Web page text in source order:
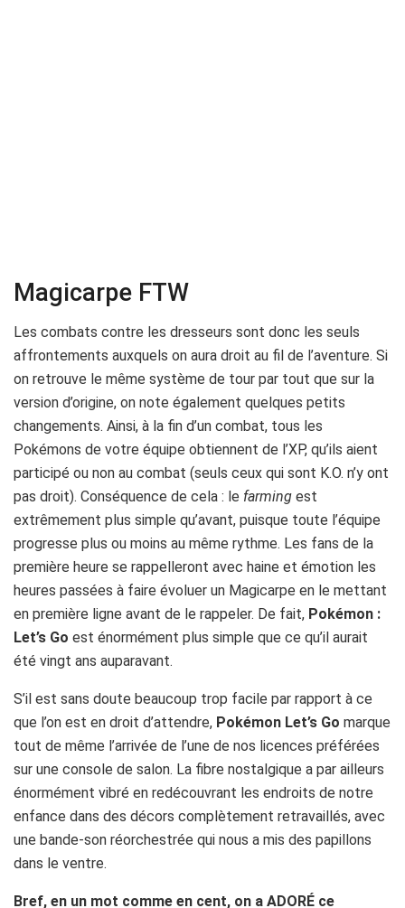
Magicarpe FTW
Les combats contre les dresseurs sont donc les seuls
affrontements auxquels on aura droit au fil de l’aventure. Si
on retrouve le même système de tour par tout que sur la
version d’origine, on note également quelques petits
changements. Ainsi, à la fin d’un combat, tous les
Pokémons de votre équipe obtiennent de l’XP, qu’ils aient
participé ou non au combat (seuls ceux qui sont K.O. n’y ont
pas droit). Conséquence de cela : le farming est
extrêmement plus simple qu’avant, puisque toute l’équipe
progresse plus ou moins au même rythme. Les fans de la
première heure se rappelleront avec haine et émotion les
heures passées à faire évoluer un Magicarpe en le mettant
en première ligne avant de le rappeler. De fait, Pokémon :
Let’s Go est énormément plus simple que ce qu’il aurait
été vingt ans auparavant.
S’il est sans doute beaucoup trop facile par rapport à ce
que l’on est en droit d’attendre, Pokémon Let’s Go marque
tout de même l’arrivée de l’une de nos licences préférées
sur une console de salon. La fibre nostalgique a par ailleurs
énormément vibré en redécouvrant les endroits de notre
enfance dans des décors complètement retravaillés, avec
une bande-son réorchestrée qui nous a mis des papillons
dans le ventre.
Bref, en un mot comme en cent, on a ADORÉ ce